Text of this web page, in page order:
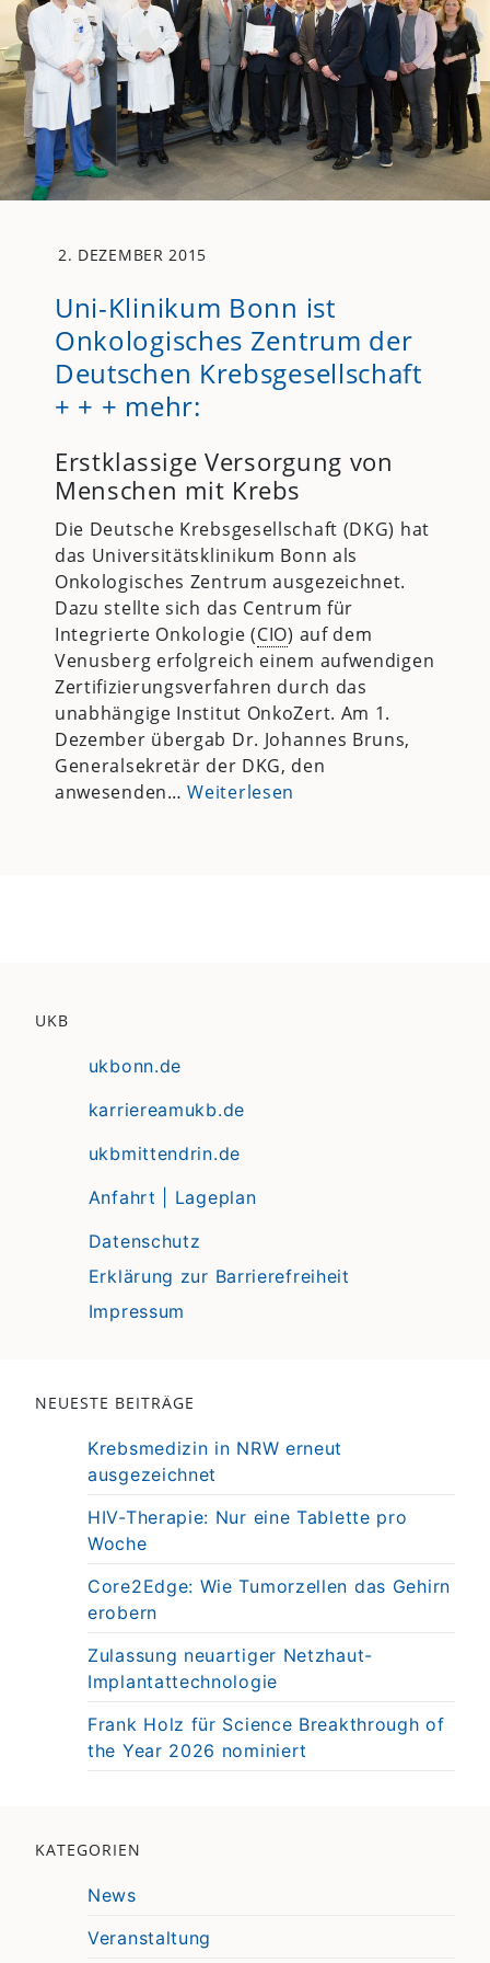
2. DEZEMBER 2015
Uni-Klinikum Bonn ist
Onkologisches Zentrum der
Deutschen Krebsgesellschaft
+ + + mehr:
Erstklassige Versorgung von
Menschen mit Krebs
Die Deutsche Krebsgesellschaft (DKG) hat
das Universitätsklinikum Bonn als
Onkologisches Zentrum ausgezeichnet.
Dazu stellte sich das Centrum für
Integrierte Onkologie (CIO) auf dem
Venusberg erfolgreich einem aufwendigen
Zertifizierungsverfahren durch das
unabhängige Institut OnkoZert. Am 1.
Dezember übergab Dr. Johannes Bruns,
Generalsekretär der DKG, den
anwesenden…Weiterlesen
UKB
ukbonn.de
karriereamukb.de
ukbmittendrin.de
Anfahrt | Lageplan
Datenschutz
Erklärung zur Barrierefreiheit
Impressum
NEUESTE BEITRÄGE
Krebsmedizin in NRW erneut
ausgezeichnet
HIV-Therapie: Nur eine Tablette pro
Woche
Core2Edge: Wie Tumorzellen das Gehirn
erobern
Zulassung neuartiger Netzhaut-
Implantattechnologie
Frank Holz für Science Breakthrough of
the Year 2026 nominiert
KATEGORIEN
News
Veranstaltung